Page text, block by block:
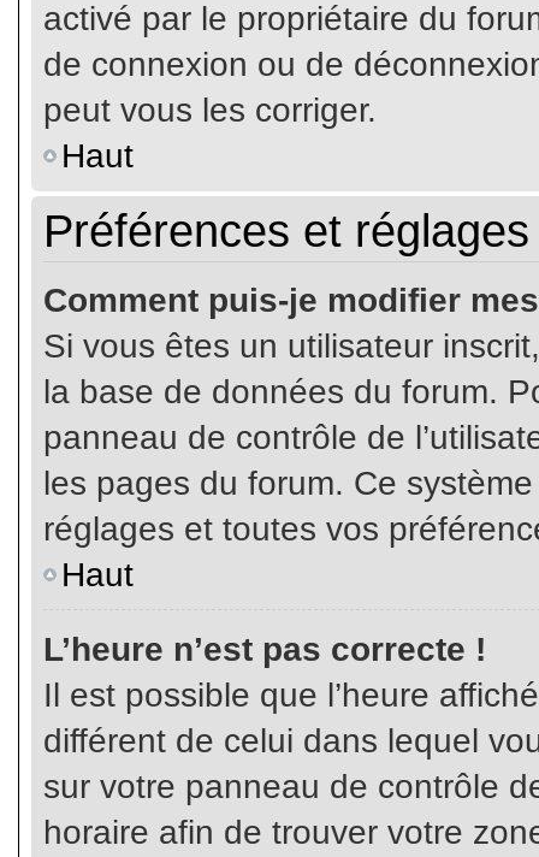
activé par le propriétaire du
de connexion ou de
peut vous les corriger.
Haut
Préférences et
Comment puis-je modifier
Si vous êtes un utilisateur
la base de données du forum.
panneau de contrôle de
les pages du forum. Ce
réglages et toutes vos
Haut
L’heure n’est pas correcte !
Il est possible que l’heure
différent de celui dans lequel
sur votre panneau de contrôle
horaire afin de trouver votre